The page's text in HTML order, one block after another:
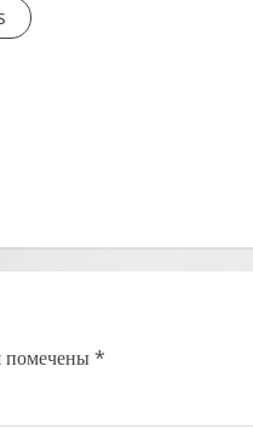
помечены*